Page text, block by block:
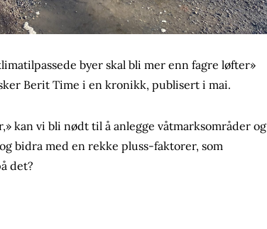
byer skal bli mer enn fagre løfter»
Berit Time i en kronikk, publisert i mai.
kan vi bli nødt til å anlegge våtmarksområder og
bidra med en rekke pluss-faktorer, som
det?